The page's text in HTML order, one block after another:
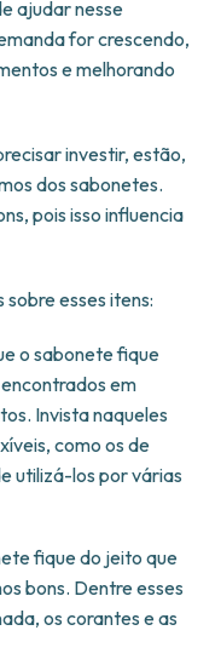
ajudar nesse
for crescendo,
e melhorando
investir, estão,
dos sabonetes.
pois isso influencia
esses itens:
o sabonete fique
em
Invista naqueles
como os de
utilizá-los por várias
fique do jeito que
bons. Dentre esses
os corantes e as